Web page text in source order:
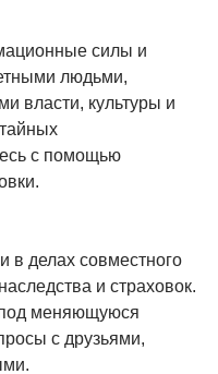
силы и
людьми,
власти, культуры и
с помощью
в делах совместного
и страховок.
под меняющуюся
с друзьями,